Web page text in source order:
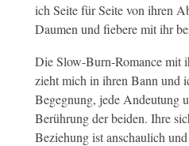
ich Seite für Seite von ihren
Daumen und fiebere mit ihr
Die Slow-Burn-Romance mit
zieht mich in ihren Bann und
Begegnung, jede Andeutung
Berührung der beiden. Ihre
Beziehung ist anschaulich